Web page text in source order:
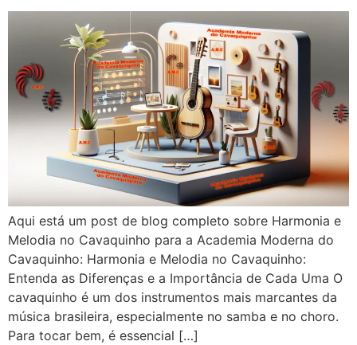
Aqui está um post de blog completo sobre Harmonia e
Melodia no Cavaquinho para a Academia Moderna do
Cavaquinho: Harmonia e Melodia no Cavaquinho:
Entenda as Diferenças e a Importância de Cada Uma O
cavaquinho é um dos instrumentos mais marcantes da
música brasileira, especialmente no samba e no choro.
Para tocar bem, é essencial […]